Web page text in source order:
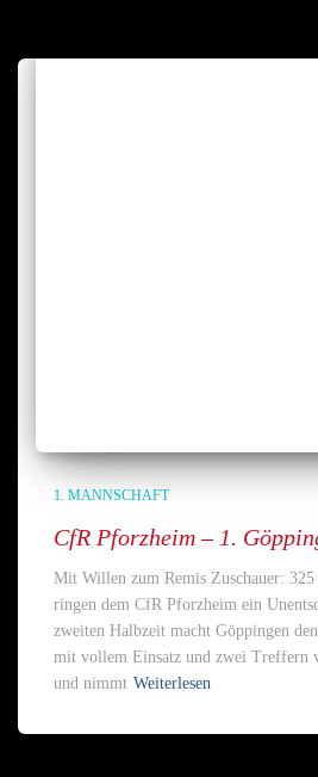
1. MANNSCHAFT
CfR Pforzheim – 1.
Mit Willen zum Remis Zuschauer:
ringen dem CfR Pforzheim ein
zweiten Halbzeit macht Göppingen
mit vollem Einsatz und zwei Treffern
und nimmt Weiterlesen